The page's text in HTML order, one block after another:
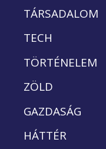
TÁRSADALOM
TECH
TÖRTÉNELEM
ZÖLD
GAZDASÁG
HÁTTÉR